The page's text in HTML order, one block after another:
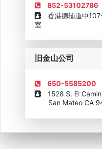
852-53102786
香港德辅道中
室
旧金山公司
650-5585200
1528 S. El
San Mateo CA